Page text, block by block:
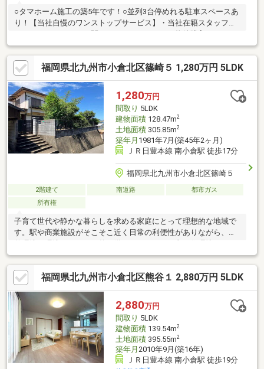
○タマホーム施工の築5年です！○並列3台停めれる駐車スペースあ
り！【当社自慢のワンストップサービス】・当社在籍スタッフは
ーム費用もまとめてお見積り♪・住み替え先を探しながら、ご自宅
の売却が並行して行えます！・もちろん査定も無料です♪【ライフ
スタイルに合わせた物件探し】・土日祝/18時以降/1件～複数件の
ご内覧も大歓迎・ご自宅等への送迎も可能です！・当社未掲載物
件もご案内できます♪
福岡県北九州市小倉北区篠崎５ 1,280万円 5LDK
1,280万円
間取り 5LDK
建物面積128.47m2
土地面積305.85m2
築年月 1981年7月(築45年2ヶ月)
ＪＲ日豊本線 南小倉駅 徒歩17分
福岡県北九州市小倉北区篠崎５
2階建て 南道路
都市ガス
所有権
子育て世代や静かな暮らしを求める家庭にとって理想的な地域で
す。駅や商業施設がそこそこ近く日常の利便性がありながら、自
然環境や環境のゆとりも兼ね備えたバランスの良い住環境です。
福岡県北九州市小倉北区熊谷１ 2,880万円 5LDK
2,880万円
間取り 5LDK
建物面積139.54m2
土地面積395.55m2
築年月 2010年9月(築16年)
ＪＲ日豊本線 南小倉駅 徒歩19分